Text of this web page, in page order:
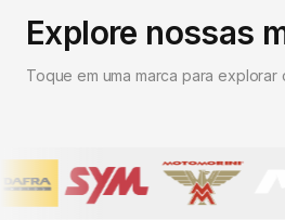
Explore nossas
Toque em uma marca para explorar